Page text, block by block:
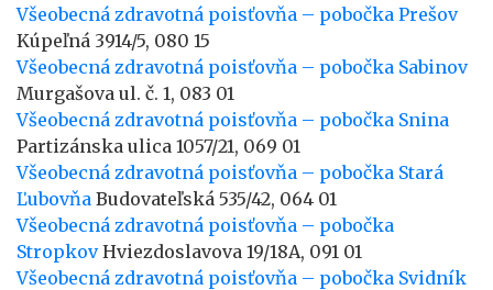
Všeobecná zdravotná poisťovňa – pobočka Prešov
Kúpeľná 3914/5, 080 15
Všeobecná zdravotná poisťovňa – pobočka Sabinov
Murgašova ul. č. 1, 083 01
Všeobecná zdravotná poisťovňa – pobočka Snina
Partizánska ulica 1057/21, 069 01
Všeobecná zdravotná poisťovňa – pobočka Stará
Ľubovňa Budovateľská 535/42, 064 01
Všeobecná zdravotná poisťovňa – pobočka
StropkovHviezdoslavova 19/18A, 091 01
Všeobecná zdravotná poisťovňa – pobočka Svidník